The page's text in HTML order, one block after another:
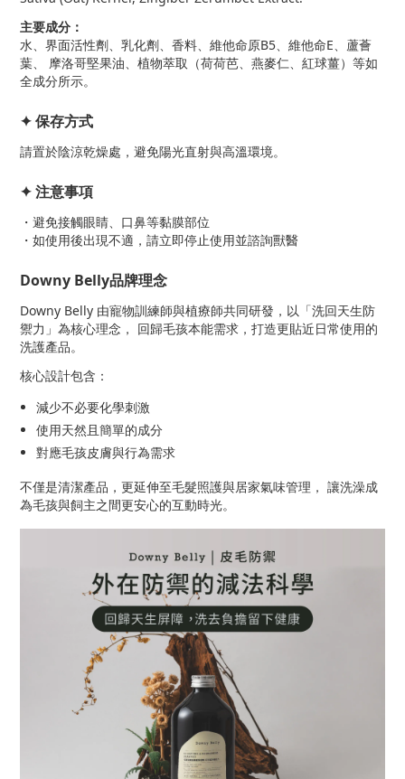
主要成分：
水、界面活性劑、乳化劑、香料、維他命原B5、維他命E、蘆薈
葉、 摩洛哥堅果油、植物萃取（荷荷芭、燕麥仁、紅球薑）等如
全成分所示。
✦ 保存方式
請置於陰涼乾燥處，避免陽光直射與高溫環境。
✦ 注意事項
・避免接觸眼睛、口鼻等黏膜部位
・如使用後出現不適，請立即停止使用並諮詢獸醫
Downy Belly品牌理念
Downy Belly 由寵物訓練師與植療師共同研發，以「洗回天生防
禦力」為核心理念， 回歸毛孩本能需求，打造更貼近日常使用的
洗護產品。
核心設計包含：
減少不必要化學刺激
使用天然且簡單的成分
對應毛孩皮膚與行為需求
不僅是清潔產品，更延伸至毛髮照護與居家氣味管理， 讓洗澡成
為毛孩與飼主之間更安心的互動時光。